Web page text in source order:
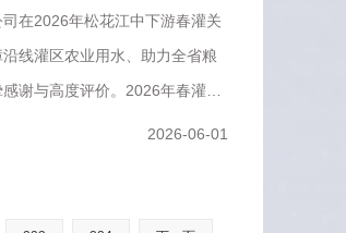
在2026年松花江中下游春灌关
线灌区农业用水、助力全省粮
谢与高度评价。2026年春灌用
2026-06-01